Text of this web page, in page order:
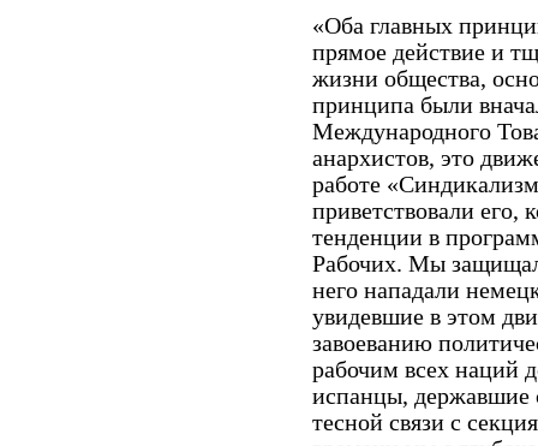
«Оба главных
прямое действие и
жизни общества,
принципа были
Международного
анархистов, это
работе
приветствовали его,
тенденции в
Рабочих. Мы
него нападали
увидевшие в этом
завоеванию
рабочим всех наций
испанцы, державшие
тесной связи с